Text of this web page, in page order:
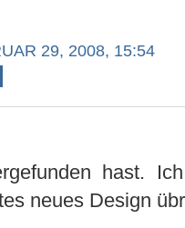
29, 2008, 15:54
hast.
neues Design